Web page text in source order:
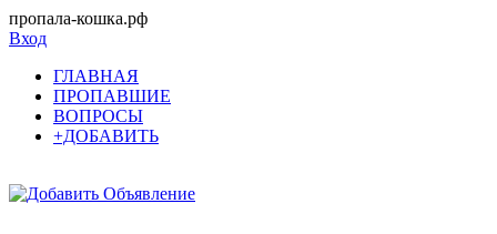
пропала-кошка.рф
Вход
ГЛАВНАЯ
ПРОПАВШИЕ
ВОПРОСЫ
+ДОБАВИТЬ